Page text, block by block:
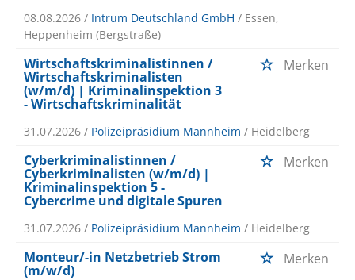
08.08.2026 / Intrum Deutschland GmbH / Essen,
Heppenheim (Bergstraße)
Wirtschaftskriminalistinnen /
Wirtschaftskriminalisten
(w/m/d) | Kriminalinspektion 3
- Wirtschaftskriminalität
Merken
31.07.2026 / Polizeipräsidium Mannheim / Heidelberg
Cyberkriminalistinnen /
Cyberkriminalisten (w/m/d) |
Kriminalinspektion 5 -
Cybercrime und digitale Spuren
Merken
31.07.2026 / Polizeipräsidium Mannheim / Heidelberg
Monteur/-in Netzbetrieb Strom
(m/w/d)
Merken